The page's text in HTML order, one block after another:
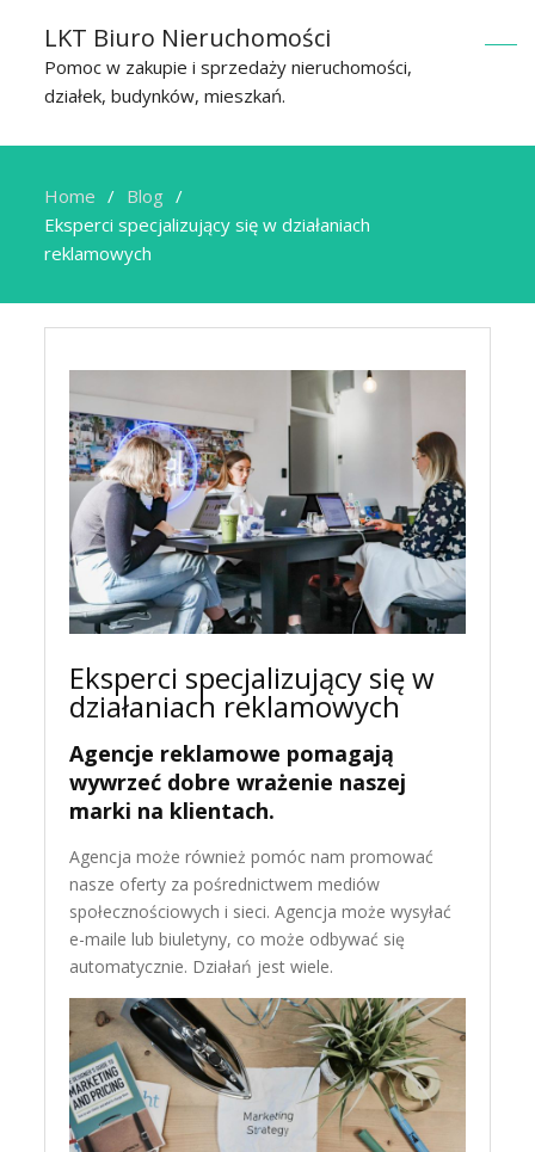
LKT Biuro Nieruchomości
Pomoc w zakupie i sprzedaży nieruchomości,
działek, budynków, mieszkań.
Home
Blog
Eksperci specjalizujący się w działaniach
reklamowych
Eksperci specjalizujący się w
działaniach reklamowych
Agencje reklamowe pomagają
wywrzeć dobre wrażenie naszej
marki na klientach.
Agencja może również pomóc nam promować
nasze oferty za pośrednictwem mediów
społecznościowych i sieci. Agencja może wysyłać
e-maile lub biuletyny, co może odbywać się
automatycznie. Działań jest wiele.